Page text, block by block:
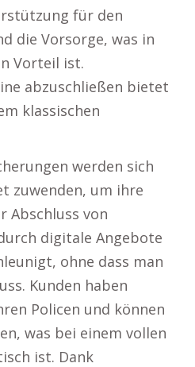
für den
die Vorsorge, was in
Vorteil ist.
abzuschließen bietet
klassischen
werden sich
zuwenden, um ihre
Abschluss von
digitale Angebote
ohne dass man
Kunden haben
Policen und können
was bei einem vollen
ist. Dank